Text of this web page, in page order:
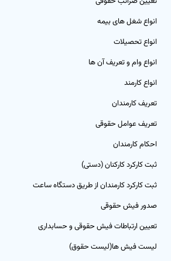
درآمد و هزینه خدمات با گزارش‌های شفاف و کاربردی
تولید
و دستمزد
انبار
خدمات
و فروش
و پرداخت
انواع شغل های بیمه
انواع تحصیلات
انواع وام و تعریف آن ها
انواع کارمند
تعریف کارمندان
تعریف عوامل حقوقی
احکام کارمندان
ثبت کارکرد کارکنان (دستی)
ثبت کارکرد کارمندان از طریق دستگاه ساعت
صدور فیش حقوقی
تعیین ارتباطات فیش حقوقی و حسابداری
لیست فیش ها(لیست حقوق)